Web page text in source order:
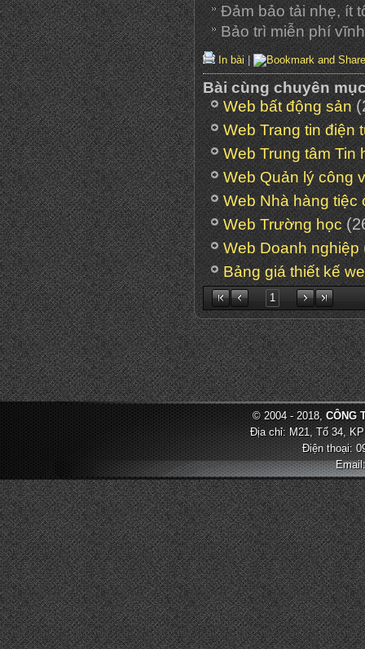
Đảm bảo tải nhẹ, ít
Bảo trì miễn phí
In bài|
Bài cùng chuyên
Web bất động sản
Web Trang tin điện
Web Trung tâm Tin
Web Quản lý công
Web Nhà hàng tiệc
Web Trường học
Web Doanh nghiệp
Bảng giá thiết kế
1
© 2004 - 2018, CÔNG
Địa chỉ: M21, Tổ 34,
Điện thoại: